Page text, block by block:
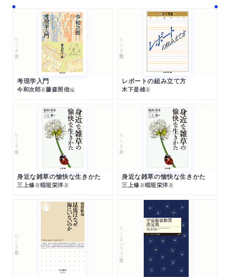
ちくま文庫
考現学入門
今和次郎著藤森照信編
ちくま学芸文庫
レポートの組み立て方
木下是雄著
ちくま文庫
身近な雑草の愉快な生きかた
三上修著稲垣栄洋著
ちくま文庫
身近な雑草の愉快な生きかた
三上修著稲垣栄洋著
ちくま新書 ちくまプリマー新書